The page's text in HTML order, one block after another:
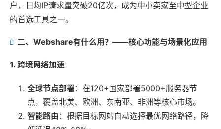
户，日均IP请求量突破20亿次，成为中小卖家至中型企业
的首选工具之一。
二、Webshare有什么用？——核心功能与场景化应用
1. 跨境网络加速
全球节点部署：在120+国家部署5000+服务器节
点，覆盖北美、欧洲、东南亚、非洲等核心市场。
智能路由 ：根据目标网站自动选择最优网络路径，降